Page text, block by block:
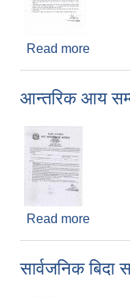
Read more
आन्तरिक आय
Read more
सार्वजनिक बिदा